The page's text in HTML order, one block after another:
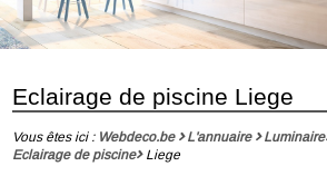
Eclairage de piscine Liege
Vous êtes ici : Webdeco.be L'annuaire Luminaire
Eclairage de piscine
Liege